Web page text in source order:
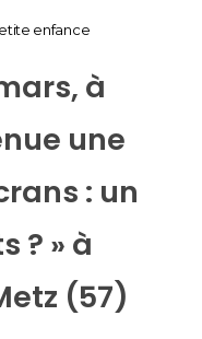
enfance
à
une
: un
? » à
(57)